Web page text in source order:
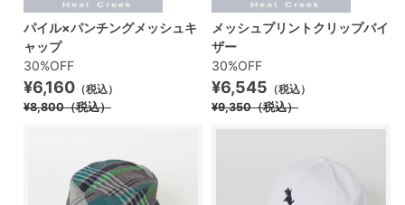
パイル×パンチングメッシュキ
ャップ
30%OFF
¥6,160 （税込）
¥8,800（税込）
メッシュプリントクリップバイ
ザー
30%OFF
¥6,545 （税込）
¥9,350（税込）